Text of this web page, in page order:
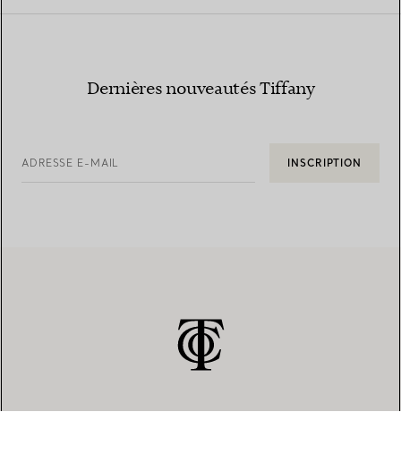
Dernières nouveautés Tiffany
ADRESSE E-MAIL INSCRIPTION